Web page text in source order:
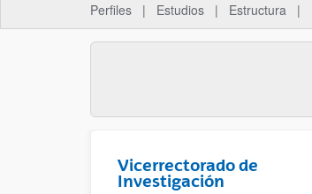
Perfiles Estudios Estructura
Vicerrectorado de
Investigación